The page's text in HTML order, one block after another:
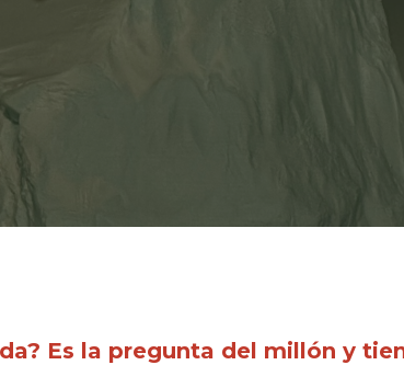
Es la pregunta del millón y